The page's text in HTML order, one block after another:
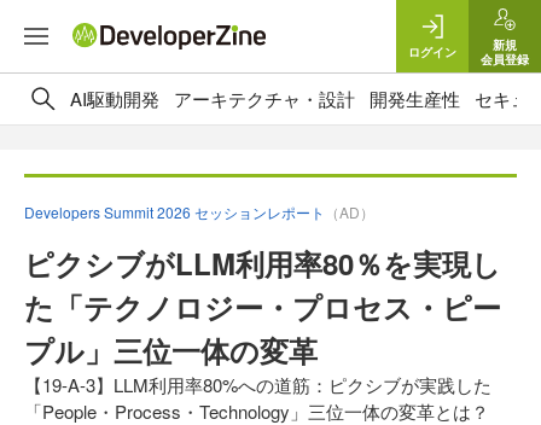
ログイン
新規
会員登録
AI駆動開発 アーキテクチャ・設計 開発生産性 セキュ
Developers Summit 2026 セッションレポート （AD）
ピクシブがLLM利用率80％を実現し
た「テクノロジー・プロセス・ピー
プル」三位一体の変革
【19-A-3】LLM利用率80%への道筋：ピクシブが実践した
「People・Process・Technology」三位一体の変革とは？